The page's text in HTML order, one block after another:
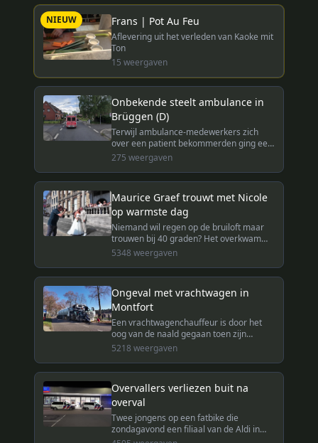
NIEUW Frans | Pot Au Feu
Aflevering uit het verleden van Kaoke mit
Ton
15 weergaven
Onbekende steelt ambulance in
Brüggen (D)
Terwijl ambulance-medewerkers zich
over een patient bekommerden ging een
onbekende er met hun 'rettungswagen'
vandoor. De Duitse politie is nog op zoek
275 weergaven
Maurice Graef trouwt met Nicole
op warmste dag
Niemand wil regen op de bruiloft maar
trouwen bij 40 graden? Het overkwam
Nicole en Maurice Graef afgelopen
vrijdag toen ze met elkaar in Roermond
5348 weergaven
Ongeval met vrachtwagen in
Montfort
Een vrachtwagenchauffeur is door het
oog van de naald gegaan toen zijn
vrachtwagen een boom raakte bij het
binnenrijden van de bebouwde kom van
5218 weergaven
Overvallers verliezen buit na
overval
Twee jongens op een fatbike die
zondagavond een filiaal van de Aldi in
Roermond hadden overvallen, verloren